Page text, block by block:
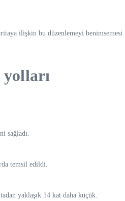
ilişkin bu düzenlemeyi benimsemesi
sağladı.
temsil edildi.
yaklaşık 14 kat daha küçük.